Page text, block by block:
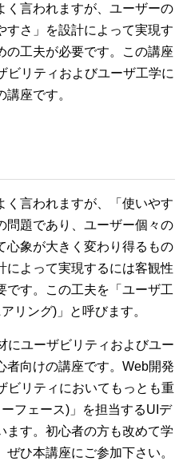
く言われますが、ユーザーの
すさ」を設計によって実現す
の工夫が必要です。この講座
ビリティおよびユーザ工学に
座です。
く言われますが、「使いやす
問題であり、ユーザー個々の
心象が大きく変わり得るもの
によって実現するには客観性
です。この工夫を「ユーザ工
リング)」と呼びます。
にユーザビリティおよびユー
者向けの講座です。Web開発
ビリティにおいてもっとも重
フェース)」を担当するUIデ
ます。初心者の方も改めて学
ひ本講座にご参加下さい。